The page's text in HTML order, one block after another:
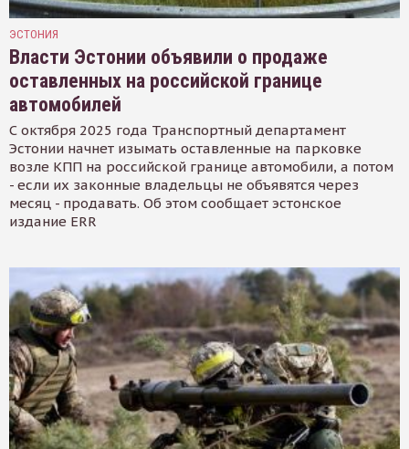
ЭСТОНИЯ
Власти Эстонии объявили о продаже
оставленных на российской границе
автомобилей
С октября 2025 года Транспортный департамент
Эстонии начнет изымать оставленные на парковке
возле КПП на российской границе автомобили, а потом
- если их законные владельцы не объявятся через
месяц - продавать. Об этом сообщает эстонское
издание ERR